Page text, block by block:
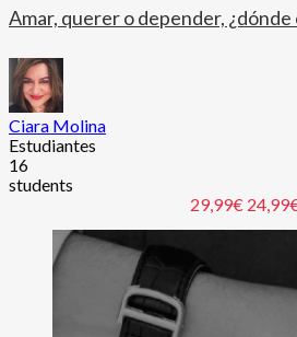
Amar, querer o depender, ¿dónde
Ciara Molina
Estudiantes
16
students
29,99€